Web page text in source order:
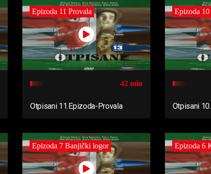
Epizoda 11 Provala
42 min
Otpisani 11.Epizoda-Provala
Epizoda
Otpisani
Epizoda 7 Banjički logor Epizoda 6